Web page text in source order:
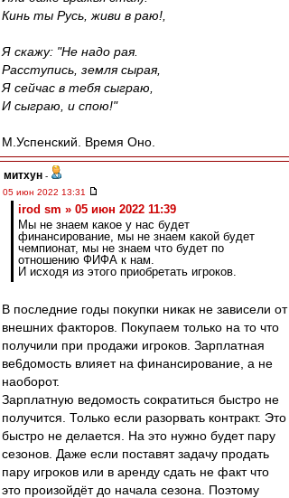
Кинь ты Русь, живи в раю!,
Я скажу: "Не надо рая.
Расступись, земля сырая,
Я сейчас в тебя сыграю,
И сыграю, и спою!"
М.Успенский. Время Оно.
митхун -
05 июн 2022 13:31
irod sm » 05 июн 2022 11:39
Мы не знаем какое у нас будет
финансирование, мы не знаем какой будет
чемпионат, мы не знаем что будет по
отношению ФИФА к нам.
И исходя из этого приобретать игроков.
В последние годы покупки никак не зависели от
внешних факторов. Покупаем только на то что
получили при продажи игроков. Зарплатная
ве6домость влияет на финансирование, а не
наоборот.
Зарплатную ведомость сократиться быстро не
получится. Только если разорвать контракт. Это
быстро не делается. На это нужно будет пару
сезонов. Даже если поставят задачу продать
пару игроков или в аренду сдать не факт что
это произойдёт до начала сезона. Поэтому